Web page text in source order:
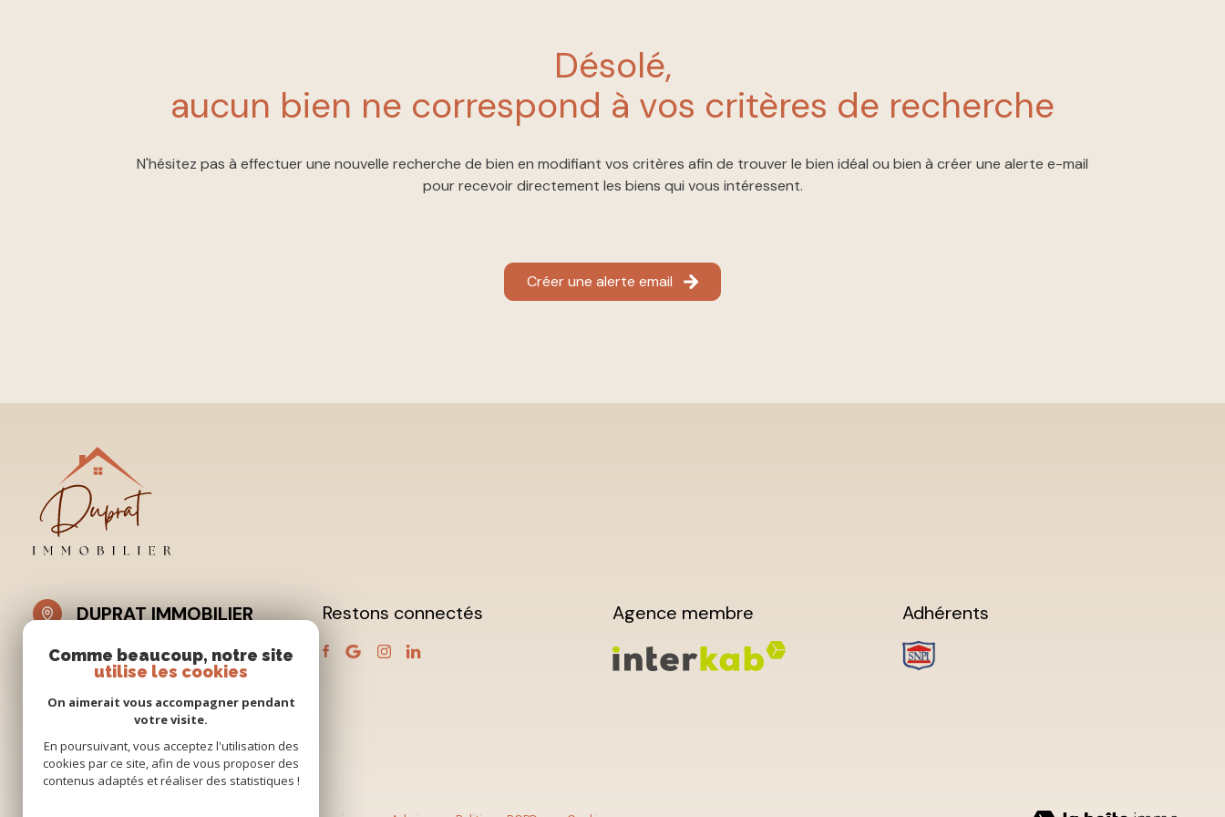
désolé,
aucun bien ne correspond à vos critères de recherche
N'hésitez pas à effectuer une nouvelle recherche de bien en modifiant vos critères afin de trouver le bien idéal ou bien à créer une alerte e-mail
pour recevoir directement les biens qui vous intéressent.
Créer une alerte email
DUPRAT IMMOBILIER
04 90 54 17 33
contact@dupratimmobilier.fr
2 RUE PIERRE BROSSOLETTE
Restons connectés Agence membre Adhérents
Comme beaucoup, notre site
utilise les cookies
On aimerait vous accompagner pendant
votre visite.
En poursuivant, vous acceptez l'utilisation des
cookies par ce site, afin de vous proposer des
contenus adaptés et réaliser des statistiques !